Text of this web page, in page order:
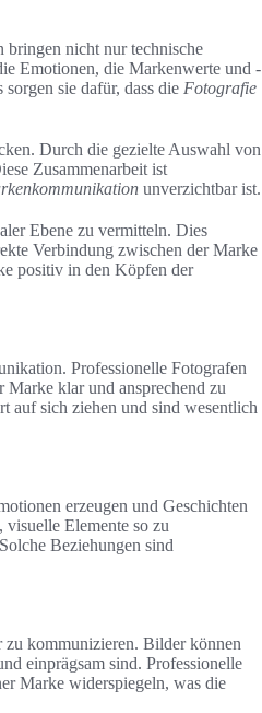
bringen nicht nur technische
Emotionen, die Markenwerte und -
sie dafür, dass die Fotografie
Durch die gezielte Auswahl von
Zusammenarbeit ist
unverzichtbar ist.
Ebene zu vermitteln. Dies
Verbindung zwischen der Marke
positiv in den Köpfen der
Professionelle Fotografen
Marke klar und ansprechend zu
auf sich ziehen und sind wesentlich
erzeugen und Geschichten
Elemente so zu
Beziehungen sind
kommunizieren. Bilder können
einprägsam sind. Professionelle
Marke widerspiegeln, was die